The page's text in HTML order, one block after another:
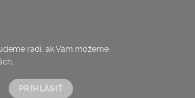
radi, ak Vám možeme